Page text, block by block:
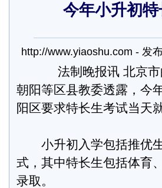
今年小升初
http://www.yiaoshu.com - 发
法制晚报讯 北京市
朝阳等区县教委透露，今
阳区要求特长生考试当天
小升初入学包括推优生
式，其中特长生包括体育
录取。